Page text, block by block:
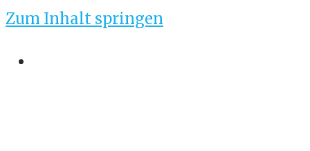
Zum Inhalt springen